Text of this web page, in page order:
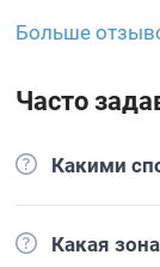
Больше
Часто
Какими
Какая